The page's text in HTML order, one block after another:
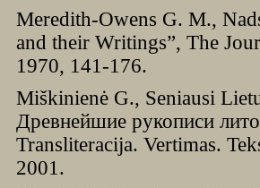
Meredith-Owens G. M.,
and their Writings”, The
1970, 141-176.
Miškinienė G., Seniausi
Древнейшие рукописи
Transliteracija. Vertimas.
2001.